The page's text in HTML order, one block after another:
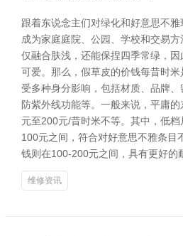
跟着东说念主们对绿化和好意思不
成为家庭庭院、公园、学校和交易
仅融合肤浅，还能保捏四季常绿，
可爱。那么，假草皮的价钱每昔时
受多种身分影响，包括材质、品牌
防紫外线功能等。一般来说，平庸
元至200元/昔时米不等。其中，低
100元之间，符合对好意思不雅条目
钱则在100-200元之间，具有更好的
维修资讯